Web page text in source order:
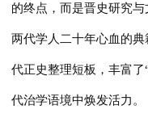
的终点，而是晋史研究
两代学人二十年心血的
代正史整理短板，丰富
代治学语境中焕发活力。